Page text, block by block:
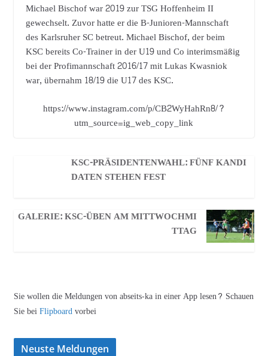
Michael Bischof war 2019 zur TSG Hoffenheim II
gewechselt. Zuvor hatte er die B-Junioren-Mannschaft
des Karlsruher SC betreut. Michael Bischof, der beim
KSC bereits Co-Trainer in der U19 und Co interimsmäßig
bei der Profimannschaft 2016/17 mit Lukas Kwasniok
war, übernahm 18/19 die U17 des KSC.
https://www.instagram.com/p/CB2WyHahRn8/?
utm_source=ig_web_copy_link
KSC-PRÄSIDENTENWAHL: FÜNF KANDI
DATEN STEHEN FEST
GALERIE: KSC-ÜBEN AM MITTWOCHMI
TTAG
Sie wollen die Meldungen von abseits-ka in einer App lesen? Schauen
Sie beiFlipboardvorbei
Neuste Meldungen